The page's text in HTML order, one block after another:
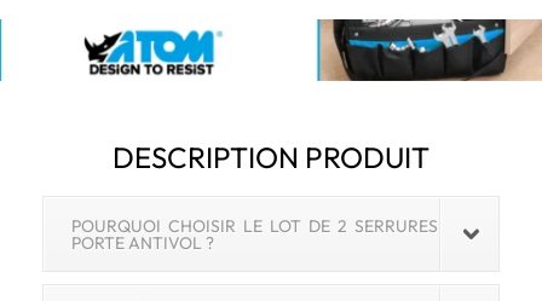
DESCRIPTION PRODUIT
POURQUOI CHOISIR LE LOT DE 2 SERRURES
PORTE ANTIVOL ?